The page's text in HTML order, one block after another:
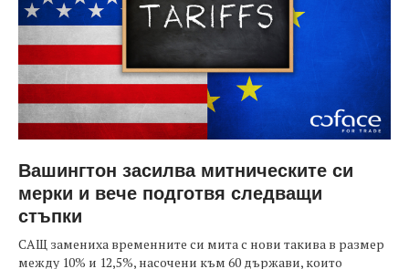
Вашингтон засилва митническите си
мерки и вече подготвя следващи
стъпки
САЩ замениха временните си мита с нови такива в размер
между 10% и 12,5%, насочени към 60 държави, които